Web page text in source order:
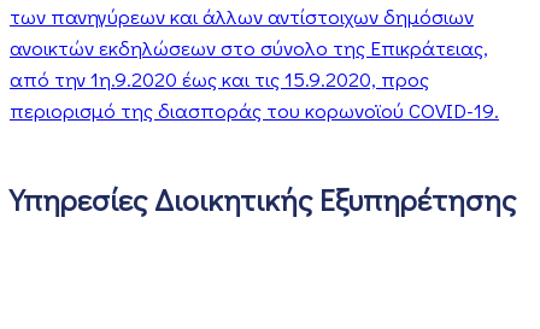
των πανηγύρεων και άλλων αντίστοιχων δημόσιων
ανοικτών εκδηλώσεων στο σύνολο της Επικράτειας,
από την 1η.9.2020 έως και τις 15.9.2020, προς
περιορισμό της διασποράς του κορωνοϊού COVID-19.
Υπηρεσίες Διοικητικής Εξυπηρέτησης